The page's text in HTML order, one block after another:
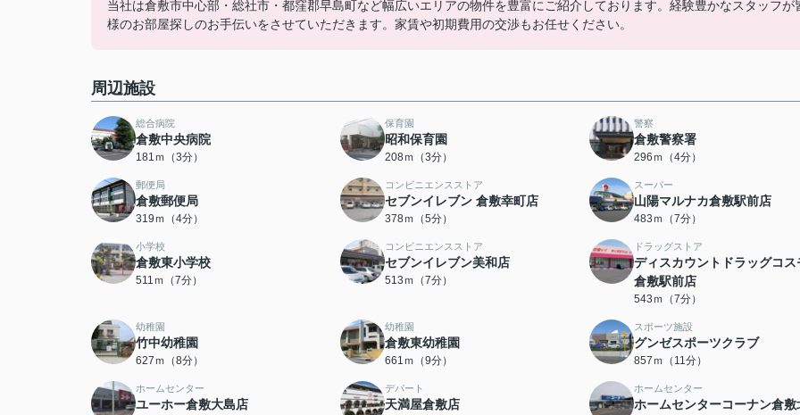
当社は倉敷市中心部・総社市・都窪郡早島町など幅広いエリアの物件を豊富にご紹介しております。経験豊かなスタッフが
様のお部屋探しのお手伝いをさせていただきます。家賃や初期費用の交渉もお任せください。
周辺施設
総合病院
倉敷中央病院
181ｍ（3分）
保育園
昭和保育園
208ｍ（3分）
警察
倉敷警察署
296ｍ（4分）
郵便局
倉敷郵便局
319ｍ（4分）
コンビニエンスストア
セブンイレブン 倉敷幸町店
378ｍ（5分）
スーパー
山陽マルナカ倉敷駅前店
483ｍ（7分）
小学校
倉敷東小学校
511ｍ（7分）
コンビニエンスストア
セブンイレブン美和店
513ｍ（7分）
ドラッグストア
ディスカウントドラッグコス
倉敷駅前店
543ｍ（7分）
幼稚園
竹中幼稚園
627ｍ（8分）
幼稚園
倉敷東幼稚園
661ｍ（9分）
スポーツ施設
グンゼスポーツクラブ
857ｍ（11分）
ホームセンター
ユーホー倉敷大島店
デパート
天満屋倉敷店
ホームセンター
ホームセンターコーナン倉敷